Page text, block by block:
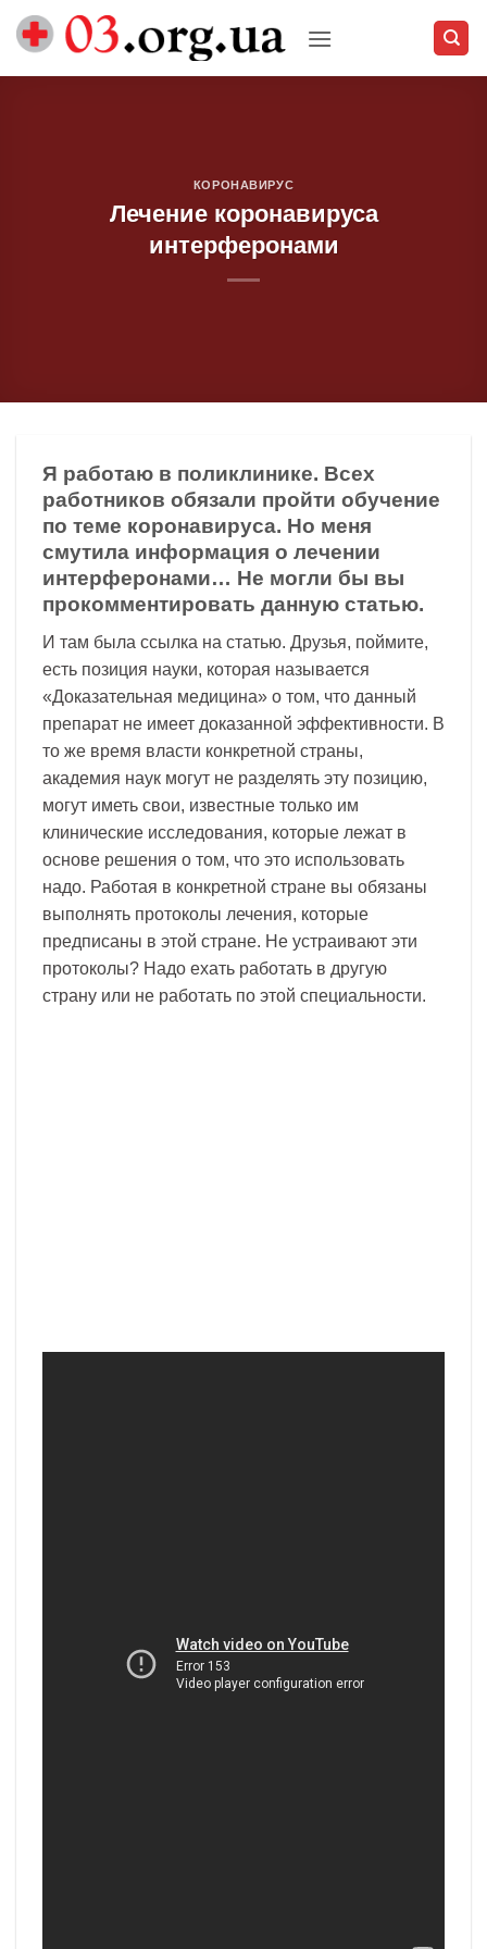
Skip
КОРОНАВИРУС
Лечение коронавируса
интерферонами
Я работаю в поликлинике. Всех
работников обязали пройти обучение
по теме коронавируса. Но меня
смутила информация о лечении
интерферонами… Не могли бы вы
прокомментировать данную статью.
И там была ссылка на статью. Друзья, поймите,
есть позиция науки, которая называется
«Доказательная медицина» о том, что данный
препарат не имеет доказанной эффективности. В
то же время власти конкретной страны,
академия наук могут не разделять эту позицию,
могут иметь свои, известные только им
клинические исследования, которые лежат в
основе решения о том, что это использовать
надо. Работая в конкретной стране вы обязаны
выполнять протоколы лечения, которые
предписаны в этой стране. Не устраивают эти
протоколы? Надо ехать работать в другую
страну или не работать по этой специальности.